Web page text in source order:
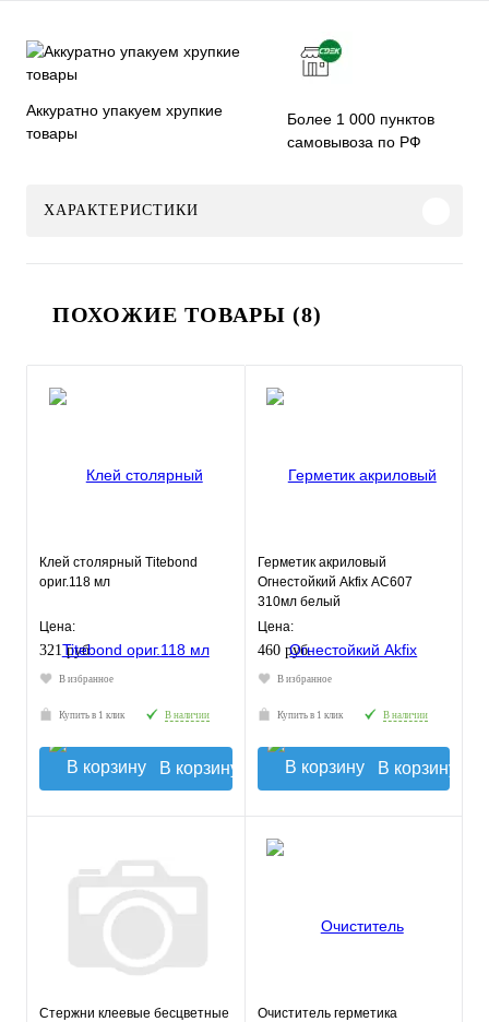
Аккуратно упакуем хрупкие
товары
Более 1 000 пунктов
самовывоза по РФ
ХАРАКТЕРИСТИКИ
ПОХОЖИЕ ТОВАРЫ (8)
Клей столярный Titebond
ориг.118 мл
Цена:
321 руб.
В избранное
Купить в 1 клик В наличии
В корзину
Герметик акриловый
Огнестойкий Akfix АС607
310мл белый
Цена:
460 руб.
В избранное
Купить в 1 клик В наличии
В корзину
Стержни клеевые бесцветные
Очиститель герметика